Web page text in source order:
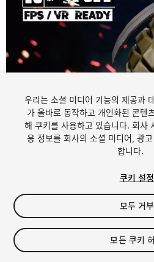
1/6
$17.99
세금/부가세는 결제 시 반영됩니다.
우리는 소셜 미디어 기능의 제공과
가 올바로 동작하고 개인화된 콘텐
해 쿠키를 사용하고 있습니다. 회사
용 정보를 회사의 소셜 미디어, 광
합니다.
쿠키 설정
모두 거부
모든 쿠키